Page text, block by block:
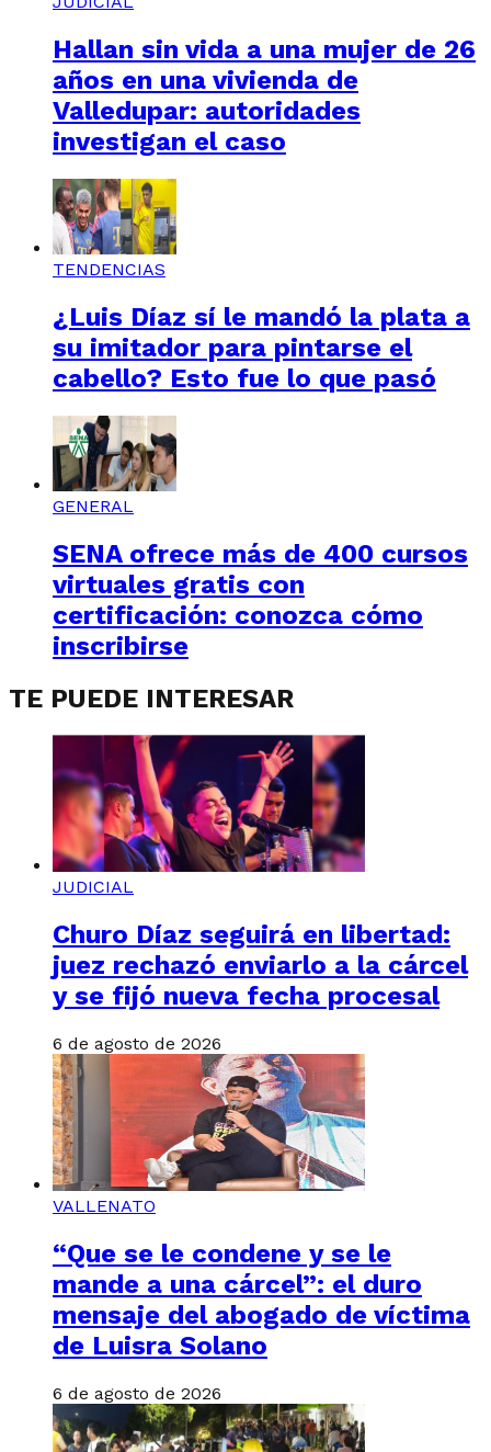
Hallan sin vida a una mujer de 26
años en una vivienda de
Valledupar: autoridades
investigan el caso
TENDENCIAS
¿Luis Díaz sí le mandó la plata a
su imitador para pintarse el
cabello? Esto fue lo que pasó
GENERAL
SENA ofrece más de 400 cursos
virtuales gratis con
certificación: conozca cómo
inscribirse
TE PUEDE INTERESAR
JUDICIAL
Churo Díaz seguirá en libertad:
juez rechazó enviarlo a la cárcel
y se fijó nueva fecha procesal
6 de agosto de 2026
VALLENATO
“Que se le condene y se le
mande a una cárcel”: el duro
mensaje del abogado de víctima
de Luisra Solano
6 de agosto de 2026